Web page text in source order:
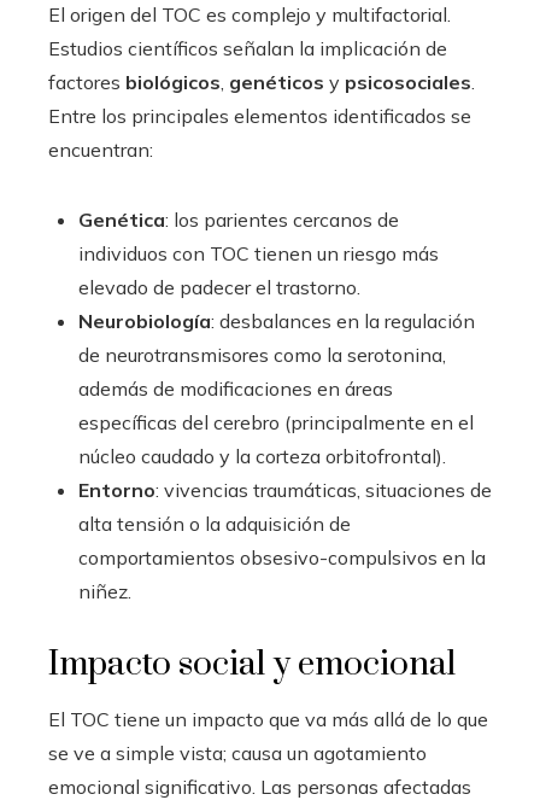
El origen del TOC es complejo y multifactorial.
Estudios científicos señalan la implicación de
factores biológicos genéticos y psicosociales
Entre los principales elementos identificados se
encuentran:
Genética: los parientes cercanos de
individuos con TOC tienen un riesgo más
elevado de padecer el trastorno.
Neurobiología: desbalances en la regulación
de neurotransmisores como la serotonina,
además de modificaciones en áreas
específicas del cerebro (principalmente en el
núcleo caudado y la corteza orbitofrontal).
Entorno: vivencias traumáticas, situaciones de
alta tensión o la adquisición de
comportamientos obsesivo-compulsivos en la
niñez.
Impacto social y emocional
El TOC tiene un impacto que va más allá de lo que
se ve a simple vista; causa un agotamiento
emocional significativo. Las personas afectadas